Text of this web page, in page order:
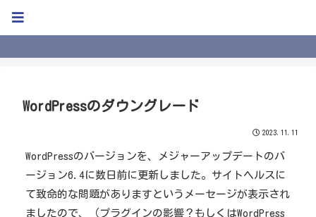
WordPressのダウングレード
2023.11.11
WordPressのバージョンを、メジャーアップデートのバ
ージョン6.4に数日前に更新しました。サイトヘルスに
て致命的な問題がありますというメーセージが表示され
ましたので、（プラグインの影響？もしくはWordPress